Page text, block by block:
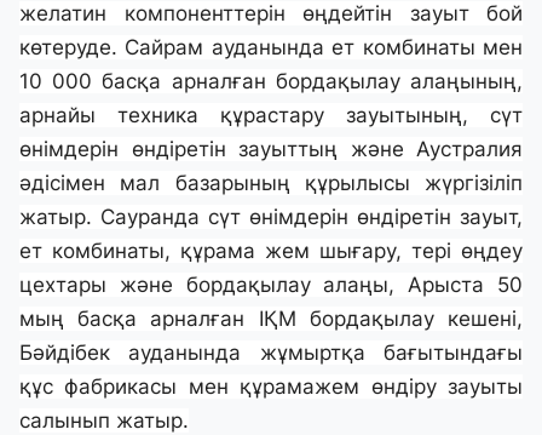
желатин компоненттерін өңдейтін зауыт бой
көтеруде. Сайрам ауданында ет комбинаты мен
10 000 басқа арналған бордақылау алаңының,
арнайы техника құрастару зауытының, сүт
өнімдерін өндіретін зауыттың және Аустралия
әдісімен мал базарының құрылысы жүргізіліп
жатыр. Сауранда сүт өнімдерін өндіретін зауыт,
ет комбинаты, құрама жем шығару, тері өңдеу
цехтары және бордақылау алаңы, Арыста 50
мың басқа арналған ІҚМ бордақылау кешені,
Бәйдібек ауданында жұмыртқа бағытындағы
құс фабрикасы мен құрамажем өндіру зауыты
салынып жатыр.